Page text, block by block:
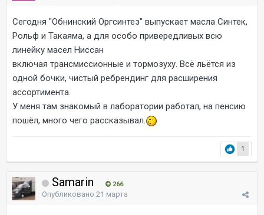
Сегодня "Обнинский Оргсинтез" выпускает масла Синтек,
Рольф и Такаяма, а для особо привередливых всю
линейку масел Ниссан
включая трансмиссионные и тормозуху. Всё льётся из
одной бочки, чистый ребрендинг для расширения
ассортимента.
У меня там знакомый в лаборатории работал, на пенсию
пошёл, много чего рассказывал.
1
Samarin 266
Опубликовано 21 марта